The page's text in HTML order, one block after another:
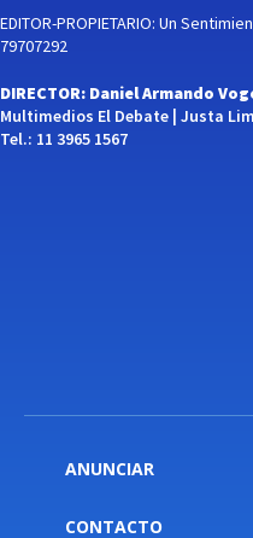
EDITOR-PROPIETARIO: Un
79707292
DIRECTOR: Daniel Armando
Multimedios El Debate | Justa
Tel.: 11 3965 1567
ANUNCIAR
CONTACTO